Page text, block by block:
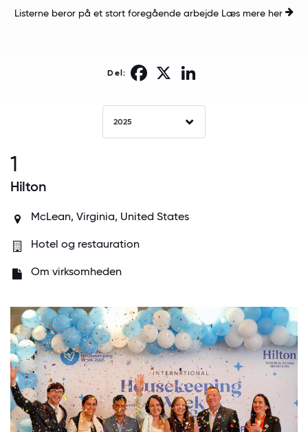
Listerne beror på et stort foregående arbejde Læs mere her
Del: Facebook
2025
1
Hilton
McLean, Virginia, United States
Hotel og restauration
Om virksomheden